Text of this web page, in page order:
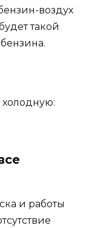
воздух
такой
и работы